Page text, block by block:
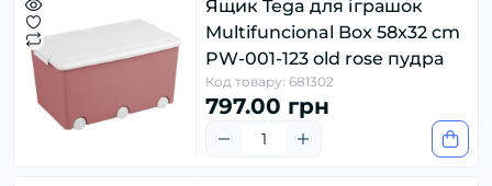
Ящик Tega для іграшок
Multifuncional Box 58x32 cm
PW-001-123 old rose пудра
Код товару: 681302
797.00 грн